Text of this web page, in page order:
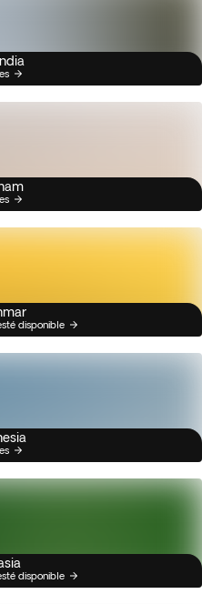
disponible
disponible